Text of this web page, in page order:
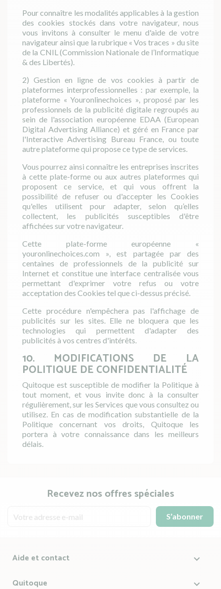
Pour connaître les modalités applicables à la gestion
des cookies stockés dans votre navigateur, nous
vous invitons à consulter le menu d'aide de votre
navigateur ainsi que la rubrique « Vos traces » du site
de la CNIL (Commission Nationale de l’Informatique
& des Libertés).
2) Gestion en ligne de vos cookies à partir de
plateformes interprofessionnelles : par exemple, la
plateforme « Youronlinechoices », proposé par les
professionnels de la publicité digitale regroupés au
sein de l'association européenne EDAA (European
Digital Advertising Alliance) et géré en France par
l'Interactive Advertising Bureau France, ou toute
autre plateforme qui propose ce type de services.
Vous pourrez ainsi connaître les entreprises inscrites
à cette plate-forme ou aux autres plateformes qui
proposent ce service, et qui vous offrent la
possibilité de refuser ou d'accepter les Cookies
qu'elles utilisent pour adapter, selon qu’elles
collectent, les publicités susceptibles d'être
affichées sur votre navigateur.
Cette plate-forme européenne «
youronlinechoices.com », est partagée par des
centaines de professionnels de la publicité sur
Internet et constitue une interface centralisée vous
permettant d'exprimer votre refus ou votre
acceptation des Cookies tel que ci-dessus précisé.
Cette procédure n'empêchera pas l'affichage de
publicités sur les sites. Elle ne bloquera que les
technologies qui permettent d'adapter des
publicités à vos centres d'intérêts.
10. MODIFICATIONS DE LA
POLITIQUE DE CONFIDENTIALITÉ
Quitoque est susceptible de modifier la Politique à
tout moment, et vous invite donc à la consulter
régulièrement, sur les Services que vous consultez ou
utilisez. En cas de modification substantielle de la
Politique concernant vos droits, Quitoque les
portera à votre connaissance dans les meilleurs
délais.
Recevez nos offres spéciales
Aide et contact 
Quitoque 